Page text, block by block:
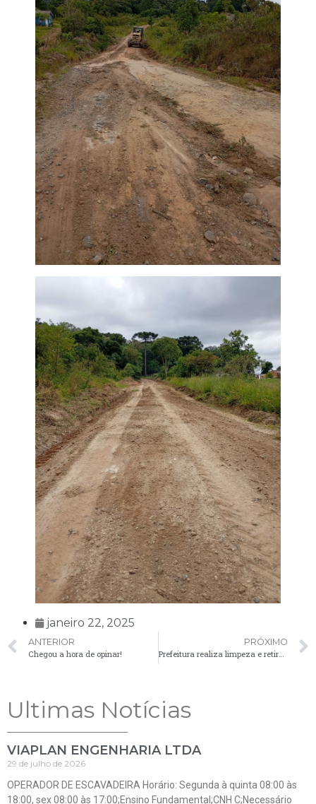
janeiro 22, 2025
ANTERIOR
Chegou a hora de opinar!
PRÓXIMO
Prefeitura realiza limpeza e retirada de entulhos na Vila Rosa, visando melhorar segurança e condições urbanas
Ultimas Notícias
VIAPLAN ENGENHARIA LTDA
29 de julho de 2026
OPERADOR DE ESCAVADEIRA Horário: Segunda à quinta 08:00 às
18:00, sex 08:00 às 17:00;Ensino Fundamental;CNH C;Necessário